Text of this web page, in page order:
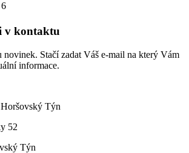
6
v kontaktu
novinek. Stačí zadat Váš e-mail na který Vám
informace.
Týn
52
Týn